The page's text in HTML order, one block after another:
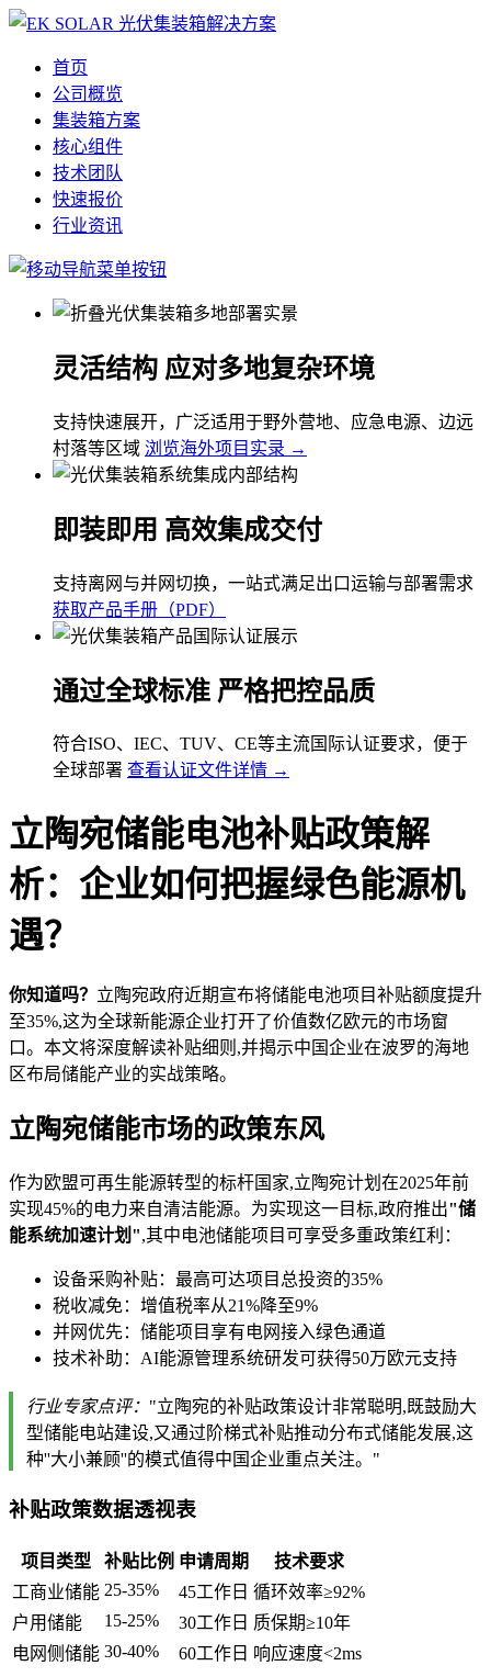
首页
公司概览
集装箱方案
核心组件
技术团队
快速报价
行业资讯
灵活结构 应对多地复杂环境
支持快速展开，广泛适用于野外营地、应急电源、边远
村落等区域 浏览海外项目实录 →
即装即用 高效集成交付
支持离网与并网切换，一站式满足出口运输与部署需求
获取产品手册（PDF）
通过全球标准 严格把控品质
符合ISO、IEC、TUV、CE等主流国际认证要求，便于
全球部署 查看认证文件详情 →
立陶宛储能电池补贴政策解
析：企业如何把握绿色能源机
遇？
你知道吗？ 立陶宛政府近期宣布将储能电池项目补贴额度提升
至35%,这为全球新能源企业打开了价值数亿欧元的市场窗
口。本文将深度解读补贴细则,并揭示中国企业在波罗的海地
区布局储能产业的实战策略。
立陶宛储能市场的政策东风
作为欧盟可再生能源转型的标杆国家,立陶宛计划在2025年前
实现45%的电力来自清洁能源。为实现这一目标,政府推出"储
能系统加速计划",其中电池储能项目可享受多重政策红利：
设备采购补贴：最高可达项目总投资的35%
税收减免：增值税率从21%降至9%
并网优先：储能项目享有电网接入绿色通道
技术补助：AI能源管理系统研发可获得50万欧元支持
行业专家点评： "立陶宛的补贴政策设计非常聪明,既鼓励大
型储能电站建设,又通过阶梯式补贴推动分布式储能发展,这
种''大小兼顾''的模式值得中国企业重点关注。"
补贴政策数据透视表
项目类型 补贴比例 申请周期
技术要求
工商业储能 25-35% 45工作日 循环效率≥92%
户用储能
15-25% 30工作日 质保期≥10年
电网侧储能 30-40% 60工作日 响应速度<2ms